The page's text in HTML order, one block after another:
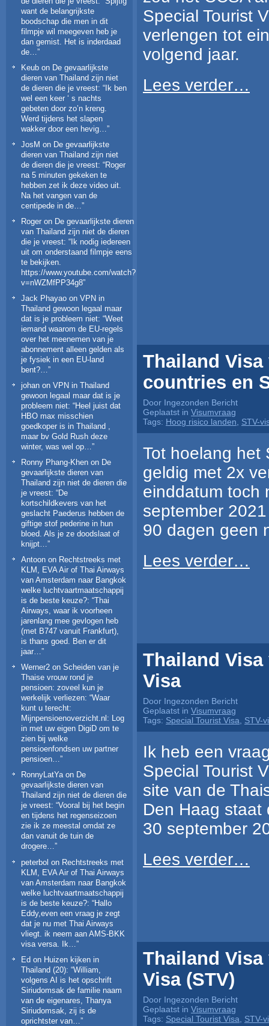
want de belangrijkste
boodschap die men in dit
filmpje wil meegeven heb je
dan gemist. Het is inderdaad
de… ”
Keub on De gevaarlijkste
dieren van Thailand zijn niet
de dieren die je vreest: “Ik ben
wel een keer ‘ s nachts
gebeten door zo’n kreng.
Werd tijdens het slapen
wakker door een hevig… ”
JosM on De gevaarlijkste
dieren van Thailand zijn niet
de dieren die je vreest: “Roger
na 5 minuten gekeken te
hebben zet ik deze video uit.
Na het vangen van de
centipede in de… ”
Roger on De gevaarlijkste dieren
van Thailand zijn niet de dieren
die je vreest: “ Ik nodig iedereen
uit om onderstaand filmpje eens
te bekijken.
https://www.youtube.com/watch?
v=nWZMfPP34g8”
Jack Phayao on VPN in
Thailand gewoon legaal maar
dat is je probleem niet: “Weet
iemand waarom de EU-regels
over het meenemen van je
abonnement alleen gelden als
je fysiek in een EU-land
bent?… ”
johan on VPN in Thailand
gewoon legaal maar dat is je
probleem niet: “Heel juist dat
HBO max misschien
goedkoper is in Thailand ,
maar bv Gold Rush deze
winter, was wel op…”
Ronny Phang-Khen on De
gevaarlijkste dieren van
Thailand zijn niet de dieren die
je vreest: “De
kortschildkevers van het
geslacht Paederus hebben de
giftige stof pederine in hun
bloed. Als je ze doodslaat of
knijpt…”
Antoon on Rechtstreeks met
KLM, EVA Air of Thai Airways
van Amsterdam naar Bangkok
welke luchtvaartmaatschappij
is de beste keuze?: “Thai
Airways, waar ik voorheen
jarenlang mee gevlogen heb
(met B747 vanuit Frankfurt),
is thans goed. Ben er dit
jaar…”
Werner2 on Scheiden van je
Thaise vrouw rond je
pensioen: zoveel kun je
werkelijk verliezen: “Waar
kunt u terecht:
Mijnpensioenoverzicht.nl: Log
in met uw eigen DigiD om te
zien bij welke
pensioenfondsen uw partner
pensioen…”
RonnyLatYaon De
gevaarlijkste dieren van
Thailand zijn niet de dieren die
je vreest: “Vooral bij het begin
en tijdens het regenseizoen
zie ik ze meestal omdat ze
dan vanuit de tuin de
drogere…”
peterbol on Rechtstreeks met
KLM, EVA Air of Thai Airways
van Amsterdam naar Bangkok
welke luchtvaartmaatschappij
is de beste keuze?: “Hallo
Eddy,even een vraag je zegt
dat je nu met Thai Airways
vliegt. ik neem aan AMS-BKK
visa versa. Ik… ”
Ed on Huizen kijken in
Thailand (20): “William,
volgens AI is het opschrift
Siriudomsak de familie naam
van de eigenares, Thanya
Siriudomsak, zij is de
oprichtster van… ”
Special Tourist
verlengen tot
volgend jaar.
Lees verder…
Thailand Visa
countries en
Door Ingezonden Bericht
Geplaatst in Visumvraag
Tags: Hoog risico landen STV-
Tot hoelang het
geldig met 2x
einddatum toch
september
90 dagen geen
Lees verder…
Thailand Visa
Visa
Door Ingezonden Bericht
Geplaatst in Visumvraag
Tags: Special Tourist Visa STV-
Ik heb een
Special Tourist
site van de
Den Haag staat
30 september
Lees verder…
Thailand Visa
Visa (STV)
Door Ingezonden Bericht
Geplaatst in Visumvraag
Tags: Special Tourist Visa STV-